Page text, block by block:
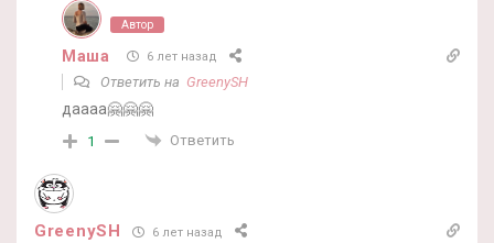
Автор
Маша 6 лет назад
Ответить на GreenySH
даааа🤗🤗🤗
1 Ответить
GreenySH 6 лет назад